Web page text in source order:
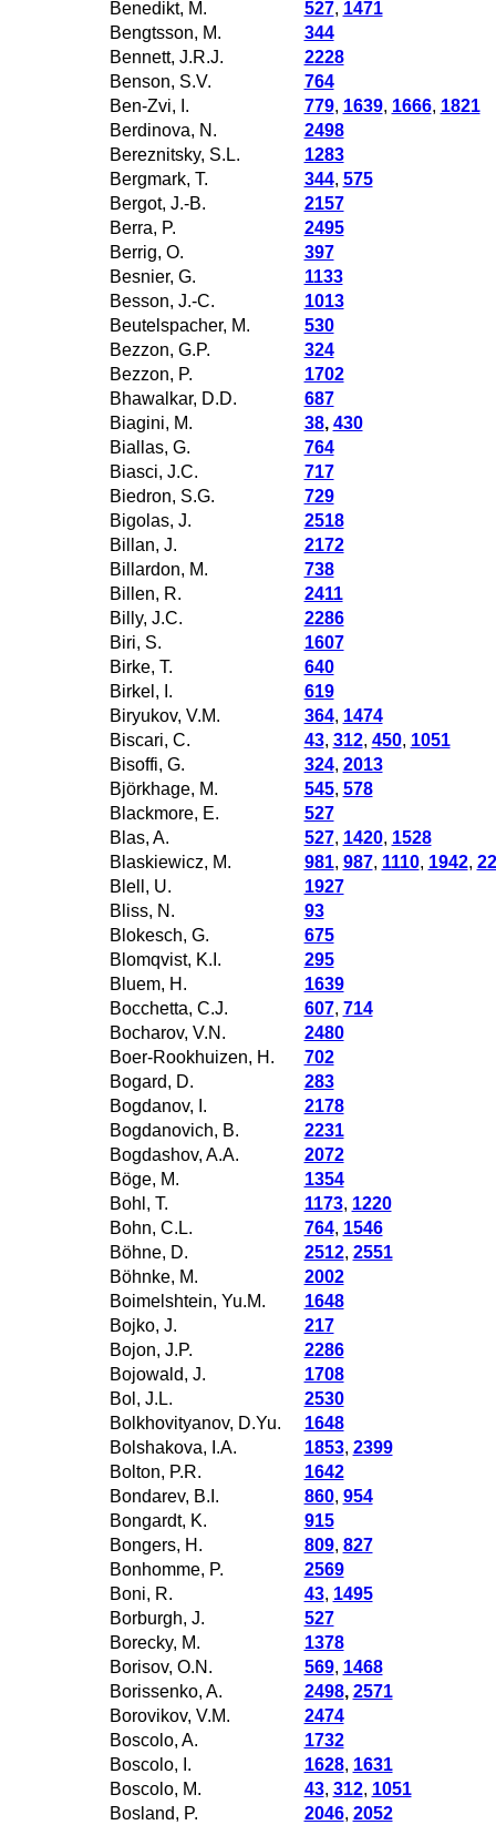
Benedikt, M. 527, 1471
Bengtsson, M.
344
Bennett, J.R.J.
2228
Benson, S.V.
764
Ben-Zvi, I.
779, 1639, 1666, 1821
Berdinova, N.
2498
Bereznitsky, S.L.
1283
Bergmark, T.
344, 575
Bergot, J.-B.
2157
Berra, P.
2495
Berrig, O.
397
Besnier, G.
1133
Besson, J.-C.
1013
Beutelspacher, M.
530
Bezzon, G.P.
324
Bezzon, P.
1702
Bhawalkar, D.D.
687
Biagini, M.
38, 430
Biallas, G.
764
Biasci, J.C.
717
Biedron, S.G.
729
Bigolas, J.
2518
Billan, J.
2172
Billardon, M.
738
Billen, R.
2411
Billy, J.C.
2286
Biri, S.
1607
Birke, T.
640
Birkel, I.
619
Biryukov, V.M.
364, 1474
Biscari, C.
43, 312, 450, 1051
Bisoffi, G.
324, 2013
Björkhage, M.
545, 578
Blackmore, E.
527
Blas, A.
527, 1420, 1528
Blaskiewicz, M.
981, 987, 1110, 1942,
Blell, U.
1927
Bliss, N.
93
Blokesch, G.
675
Blomqvist, K.I.
295
Bluem, H.
1639
Bocchetta, C.J.
607, 714
Bocharov, V.N.
2480
Boer-Rookhuizen, H.
702
Bogard, D.
283
Bogdanov, I.
2178
Bogdanovich, B.
2231
Bogdashov, A.A.
2072
Böge, M.
1354
Bohl, T.
1173, 1220
Bohn, C.L.
764, 1546
Böhne, D.
2512, 2551
Böhnke, M.
2002
Boimelshtein, Yu.M.
1648
Bojko, J.
217
Bojon, J.P.
2286
Bojowald, J.
1708
Bol, J.L.
2530
Bolkhovityanov, D.Yu.
1648
Bolshakova, I.A.
1853, 2399
Bolton, P.R.
1642
Bondarev, B.I.
860, 954
Bongardt, K.
915
Bongers, H.
809, 827
Bonhomme, P.
2569
Boni, R.
43, 1495
Borburgh, J.
527
Borecky, M.
1378
Borisov, O.N.
569, 1468
Borissenko, A.
2498, 2571
Borovikov, V.M.
2474
Boscolo, A.
1732
Boscolo, I.
1628, 1631
Boscolo, M.
43, 312, 1051
Bosland, P.
2046, 2052